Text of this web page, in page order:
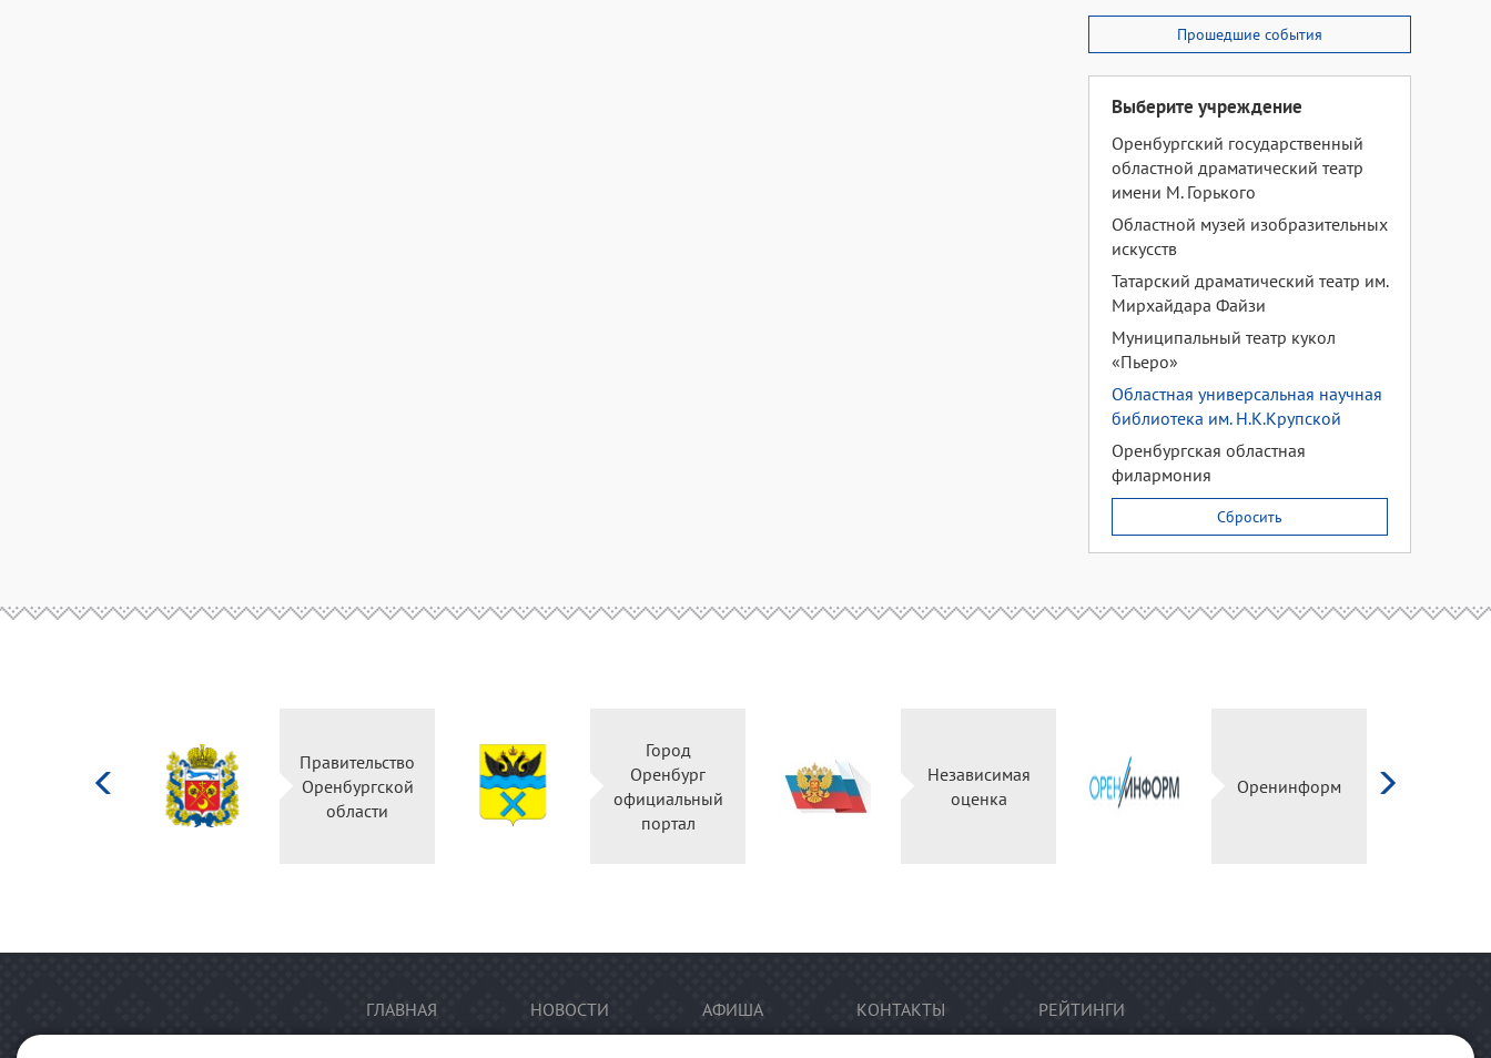
Прошедшие события
Выберите учреждение
Оренбургский государственный
областной драматический театр
имени М. Горького
Областной музей изобразительных
искусств
Татарский драматический театр им.
Мирхайдара Файзи
Муниципальный театр кукол
«Пьеро»
Областная универсальная научная
библиотека им. Н.К.Крупской
Оренбургская областная
филармония
Сбросить
Правительство
Оренбургской
области
Город
Оренбург
официальный
портал
Независимая
оценка
Оренинформ
ГЛАВНАЯ НОВОСТИ АФИША КОНТАКТЫ РЕЙТИНГИ